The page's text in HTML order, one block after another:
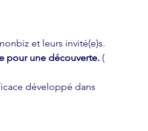
et leurs invité(e)s.
pour une découverte. (
développé dans